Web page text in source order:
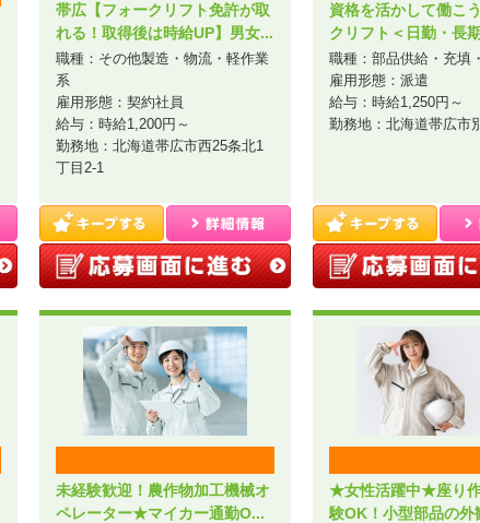
帯広【フォークリフト免許が取
れる！取得後は時給UP】男女...
職種：その他製造・物流・軽作業
系
雇用形態：契約社員
給与：時給1,200円～
勤務地：北海道帯広市西25条北1
丁目2-1
資格を活かして働こ
クリフト＜日勤・長
職種：部品供給・充填
雇用形態：派遣
給与：時給1,250円～
勤務地：北海道帯広市
未経験歓迎！農作物加工機械オ
ペレーター★マイカー通勤O...
★女性活躍中★座り
験OK！小型部品の外